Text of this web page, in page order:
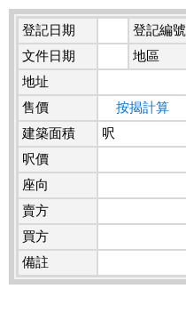
登記日期 登記編號
文件日期
地區
地址
售價
按揭計算
建築面積
呎
呎價
座向
賣方
買方
備註